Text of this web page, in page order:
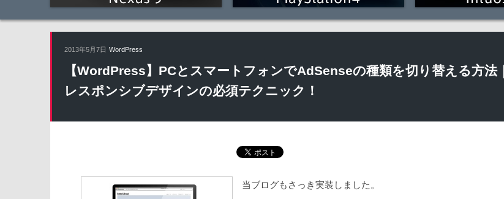
2013年5月7日 WordPress
【WordPress】PCとスマートフォンでAdSenseの種類を切り替える方法｜
レスポンシブデザインの必須テクニック！
当ブログもさっき実装しました。